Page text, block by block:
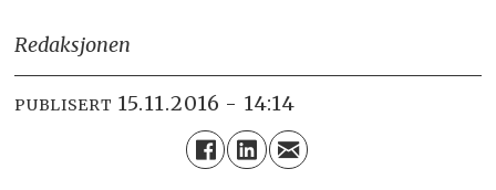
Redaksjonen
PUBLISERT 15.11.2016 - 14:14